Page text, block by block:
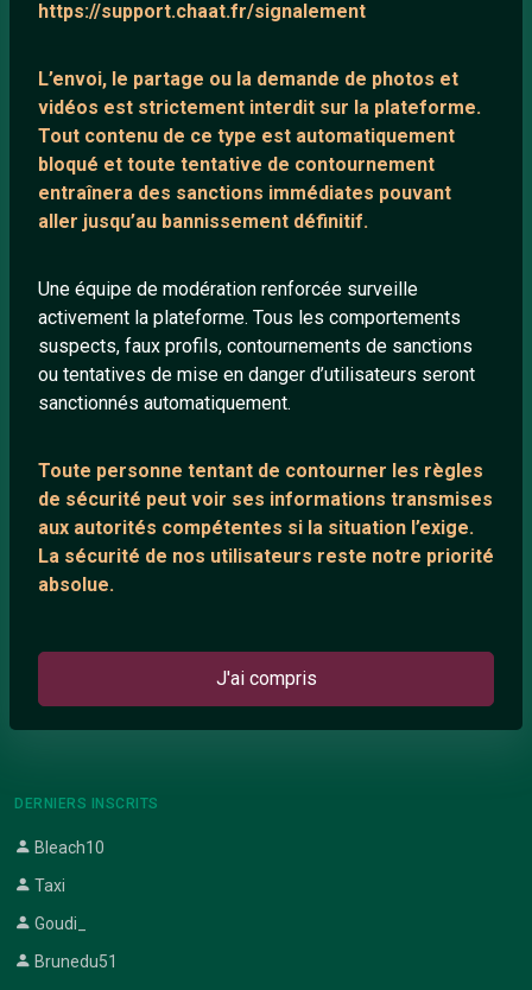
https://support.chaat.fr/signalement
L’envoi, le partage ou la demande de photos et
vidéos est strictement interdit sur la plateforme.
Tout contenu de ce type est automatiquement
bloqué et toute tentative de contournement
entraînera des sanctions immédiates pouvant
aller jusqu’au bannissement définitif.
Une équipe de modération renforcée surveille
activement la plateforme. Tous les comportements
suspects, faux profils, contournements de sanctions
ou tentatives de mise en danger d’utilisateurs seront
sanctionnés automatiquement.
Toute personne tentant de contourner les règles
de sécurité peut voir ses informations transmises
aux autorités compétentes si la situation l’exige.
La sécurité de nos utilisateurs reste notre priorité
absolue.
J'ai compris
Protection mineurs
Blog
Salons de discussion
Communauté
Playlists YouTube
Nous contacter
ANNEXE
Support IRC
ARTICLES RÉCENTS
Témoignage de nathanaelle
DERNIERS INSCRITS
Bleach10
Taxi
Goudi_
Brunedu51